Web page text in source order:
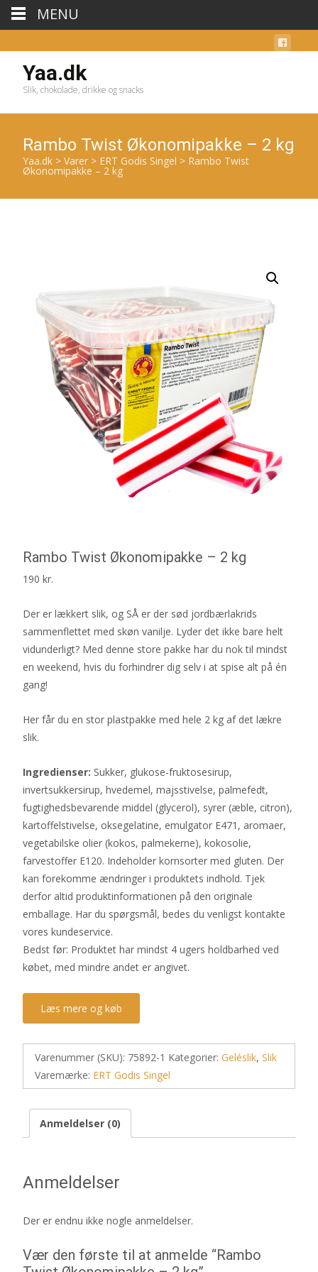
Yaa.dk
Slik, chokolade, drikke og snacks
Rambo Twist Økonomipakke – 2 kg
Yaa.dk > Varer > ERT Godis Singel > Rambo Twist
Økonomipakke – 2 kg
Rambo Twist Økonomipakke – 2 kg
190 kr.
Der er lækkert slik, og SÅ er der sød jordbærlakrids
sammenflettet med skøn vanilje. Lyder det ikke bare helt
vidunderligt? Med denne store pakke har du nok til mindst
en weekend, hvis du forhindrer dig selv i at spise alt på én
gang!
Her får du en stor plastpakke med hele 2 kg af det lækre
slik.
Ingredienser: Sukker, glukose-fruktosesirup,
invertsukkersirup, hvedemel, majsstivelse, palmefedt,
fugtighedsbevarende middel (glycerol), syrer (æble, citron),
kartoffelstivelse, oksegelatine, emulgator E471, aromaer,
vegetabilske olier (kokos, palmekerne), kokosolie,
farvestoffer E120. Indeholder kornsorter med gluten. Der
kan forekomme ændringer i produktets indhold. Tjek
derfor altid produktinformationen på den originale
emballage. Har du spørgsmål, bedes du venligst kontakte
vores kundeservice.
Bedst før: Produktet har mindst 4 ugers holdbarhed ved
købet, med mindre andet er angivet.
Læs mere og køb
Varenummer (SKU): 75892-1 Kategorier: Geléslik, Slik
Varemærke: ERT Godis Singel
Anmeldelser (0)
Anmeldelser
Der er endnu ikke nogle anmeldelser.
Vær den første til at anmelde “Rambo
MENU